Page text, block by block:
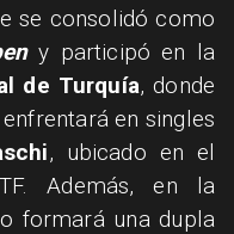
se consolidó como
y participó en la
de Turquía, donde
en singles
, ubicado en el
Además, en la
formará una dupla